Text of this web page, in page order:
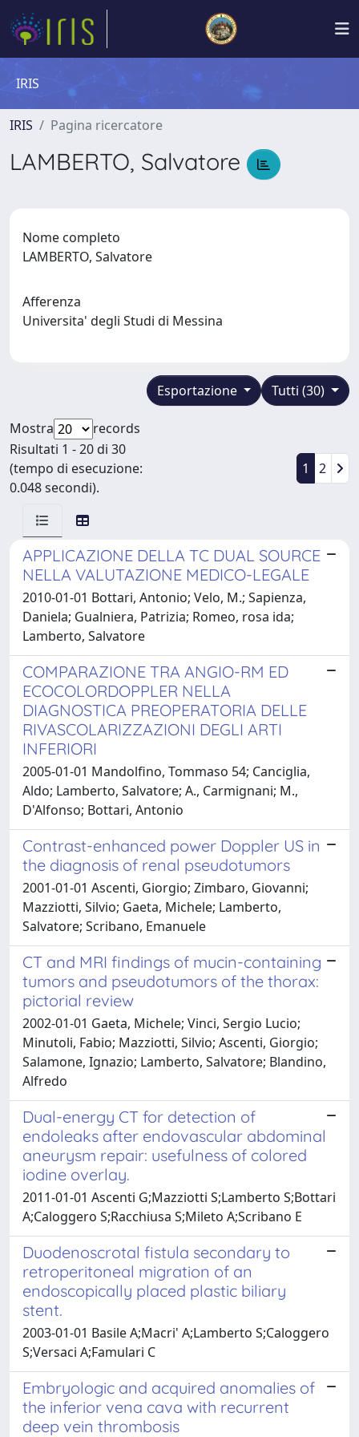
IRIS
IRIS Pagina ricercatore
LAMBERTO, Salvatore
Nome completo
LAMBERTO, Salvatore
Afferenza
Universita' degli Studi di Messina
Tutti (30)
Esportazione
Mostra
records
Risultati 1 - 20 di 30
(tempo di esecuzione:
0.048 secondi).
1 2
APPLICAZIONE DELLA TC DUAL SOURCE
NELLA VALUTAZIONE MEDICO-LEGALE
2010-01-01 Bottari, Antonio; Velo, M.; Sapienza,
Daniela; Gualniera, Patrizia; Romeo, rosa ida;
Lamberto, Salvatore
COMPARAZIONE TRA ANGIO-RM ED
ECOCOLORDOPPLER NELLA
DIAGNOSTICA PREOPERATORIA DELLE
RIVASCOLARIZZAZIONI DEGLI ARTI
INFERIORI
2005-01-01 Mandolfino, Tommaso 54; Canciglia,
Aldo; Lamberto, Salvatore; A., Carmignani; M.,
D'Alfonso; Bottari, Antonio
Contrast-enhanced power Doppler US in
the diagnosis of renal pseudotumors
2001-01-01 Ascenti, Giorgio; Zimbaro, Giovanni;
Mazziotti, Silvio; Gaeta, Michele; Lamberto,
Salvatore; Scribano, Emanuele
CT and MRI findings of mucin-containing
tumors and pseudotumors of the thorax:
pictorial review
2002-01-01 Gaeta, Michele; Vinci, Sergio Lucio;
Minutoli, Fabio; Mazziotti, Silvio; Ascenti, Giorgio;
Salamone, Ignazio; Lamberto, Salvatore; Blandino,
Alfredo
Dual-energy CT for detection of
endoleaks after endovascular abdominal
aneurysm repair: usefulness of colored
iodine overlay.
2011-01-01 Ascenti G;Mazziotti S;Lamberto S;Bottari
A;Caloggero S;Racchiusa S;Mileto A;Scribano E
Duodenoscrotal fistula secondary to
retroperitoneal migration of an
endoscopically placed plastic biliary
stent.
2003-01-01 Basile A;Macri' A;Lamberto S;Caloggero
S;Versaci A;Famulari C
Embryologic and acquired anomalies of
the inferior vena cava with recurrent
deep vein thrombosis